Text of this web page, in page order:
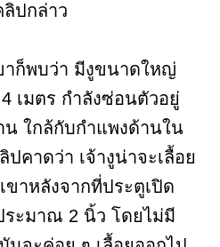
ลิปกล่าว
าก็พบว่า มีงูขนาดใหญ่
เมตร กำลังซ่อนตัวอยู่
น ใกล้กับกำแพงด้านใน
คาดว่า เจ้างูน่าจะเลื้อย
าหลังจากที่ประตูเปิด
ระมาณ 2 นิ้ว โดยไม่มี